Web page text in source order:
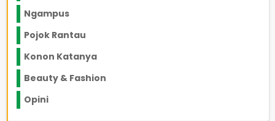
Ngampus
Pojok Rantau
Konon Katanya
Beauty & Fashion
Opini